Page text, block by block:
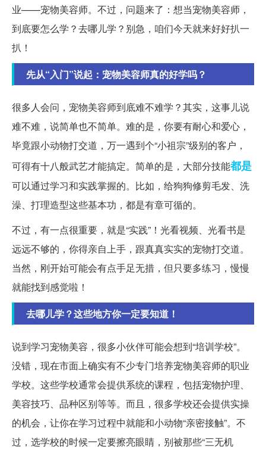
业——宠物美容师。不过，问题来了：想当宠物美容师，
到底要怎么学？去哪儿学？别急，咱们今天就来好好扒一
扒！
先从“入门”说起：宠物美容师真的好学吗？
很多人会问，宠物美容师到底难不难学？其实，这事儿说
难不难，说简单也不简单。难的是，你要有耐心和爱心，
毕竟跟小动物打交道，万一遇到个“小祖宗”级别的客户，
可得有十八般武艺才能搞定。简单的是，大部分技能都是
可以通过学习和实践掌握的。比如，给狗狗修剪毛发、洗
澡、打理造型这些基本功，都是有章可循的。
不过，有一点很重要，就是“实践”！光看视频、光看书是
远远不够的，你得亲自上手，跟真真实实的宠物打交道。
当然，刚开始可能会有点手足无措，但只要多练习，慢慢
就能找到感觉啦！
去哪儿学？这些地方你一定要知道！
说到学习宠物美容，很多小伙伴可能会想到“培训学校”。
没错，现在市面上确实有不少专门培养宠物美容师的职业
学校。这些学校通常会提供系统的课程，包括宠物护理、
美容技巧、品种区别等等。而且，很多学校还会提供实操
的机会，让你在学习过程中就能和小动物“亲密接触”。不
过，选学校的时候一定要擦亮眼睛，别被那些“三无机